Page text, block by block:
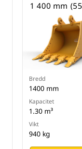
1 400 mm
Bredd
1400 mm
Kapacitet
1.30 m³
Vikt
940 kg